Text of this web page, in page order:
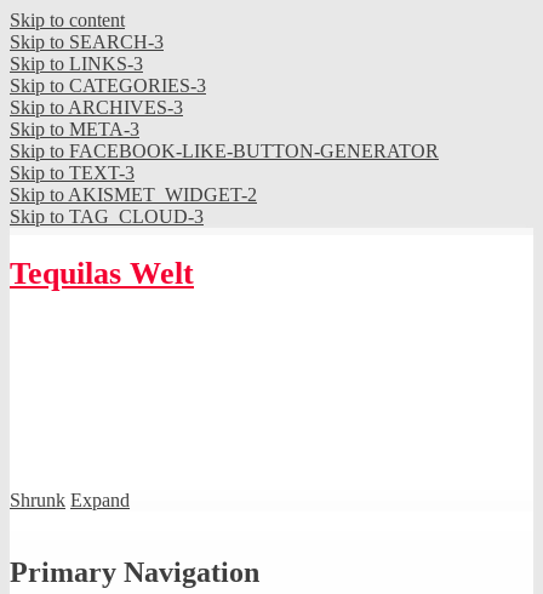
Skip to content
Skip to SEARCH-3
Skip to LINKS-3
Skip to CATEGORIES-3
Skip to ARCHIVES-3
Skip to META-3
Skip to FACEBOOK-LIKE-BUTTON-GENERATOR
Skip to TEXT-3
Skip to AKISMET_WIDGET-2
Skip to TAG_CLOUD-3
Tequilas Welt
Shrunk Expand
Primary Navigation